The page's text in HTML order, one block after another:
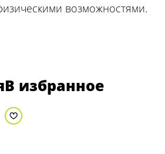
возможностями.
В избранное
В избранное